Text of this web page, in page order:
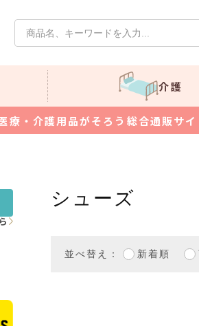
介護
療・介護用品がそろう総合通販サイ
シューズ
並べ替え： 新着順